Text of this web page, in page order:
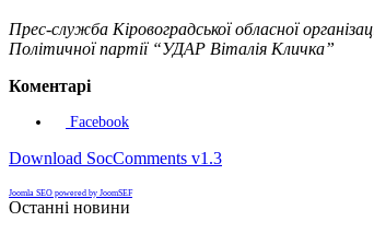
Прес-служба Кіровоградської обласної
Політичної партії “УДАР Віталія Кличка”
Коментарі
Facebook
Download SocComments v1.3
Joomla SEO powered by JoomSEF
Останні новини